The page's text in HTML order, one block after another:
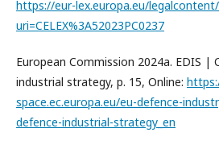
https://eur-lex.europa.eu/
uri=CELEX%3A52023PC0237
European Commission 2024a. EDIS |
industrial strategy, p. 15, Online:
space.ec.europa.eu/eu-defence-
defence-industrial-strategy_en